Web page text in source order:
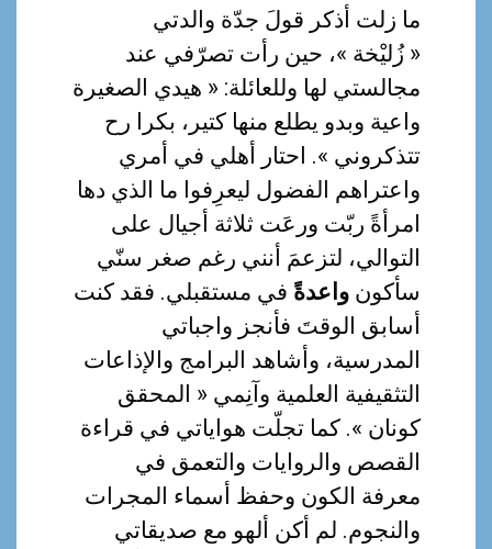
ما زلت أذكر قولَ جدّة والدتي
« زُليْخة »، حين رأت تصرّفي عند
مجالستي لها وللعائلة: « هيدي الصغيرة
واعية وبدو يطلع منها كتير، بكرا رح
تتذكروني ». احتار أهلي في أمري
واعتراهم الفضول ليعرِفوا ما الذي دها
امرأةً ربّت ورعَت ثلاثة أجيال على
التوالي، لتزعمَ أنني رغم صغر سنّي
سأكون واعدةً في مستقبلي. فقد كنت
أسابق الوقتَ فأنجز واجباتي
المدرسية، وأشاهد البرامج والإذاعات
التثقيفية العلمية وآنِمي « المحقق
كونان ». كما تجلّت هواياتي في قراءة
القصص والروايات والتعمق في
معرفة الكون وحفظ أسماء المجرات
والنجوم. لم أكن ألهو مع صديقاتي